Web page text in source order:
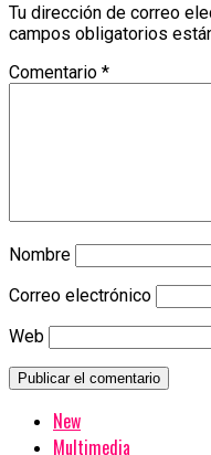
Tu dirección de correo
campos obligatorios
Comentario *
Nombre
Correo electrónico
Web
New
Multimedia